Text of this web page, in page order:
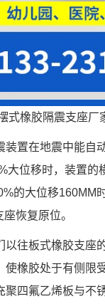
式橡胶隔震支座厂
装置在地震中能自
大位移时，装置的
的大位移160MM
恢复原位。
往板式橡胶支座
橡胶处于有侧限
四氟乙烯板与不